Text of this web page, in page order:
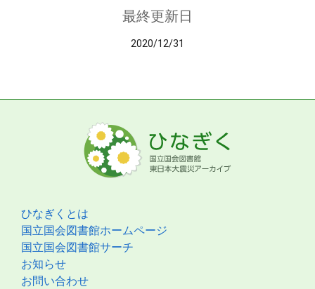
最終更新日
2020/12/31
ひなぎくとは
国立国会図書館ホームページ
国立国会図書館サーチ
お知らせ
お問い合わせ